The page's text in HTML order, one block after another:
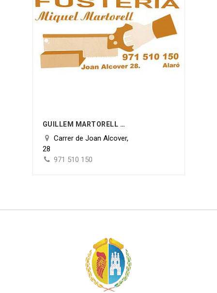
GUILLEM MARTORELL GELABERT
Carrer de Joan Alcover,
28
971 510 150